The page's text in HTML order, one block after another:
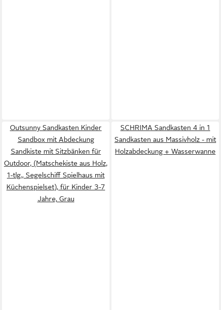
Outsunny Sandkasten Kinder
Sandbox mit Abdeckung
Sandkiste mit Sitzbänken für
Outdoor, (Matschekiste aus Holz,
1-tlg., Segelschiff Spielhaus mit
Küchenspielset), für Kinder 3-7
Jahre, Grau
SCHRIMA Sandkasten 4 in 1
Sandkasten aus Massivholz - mit
Holzabdeckung + Wasserwanne